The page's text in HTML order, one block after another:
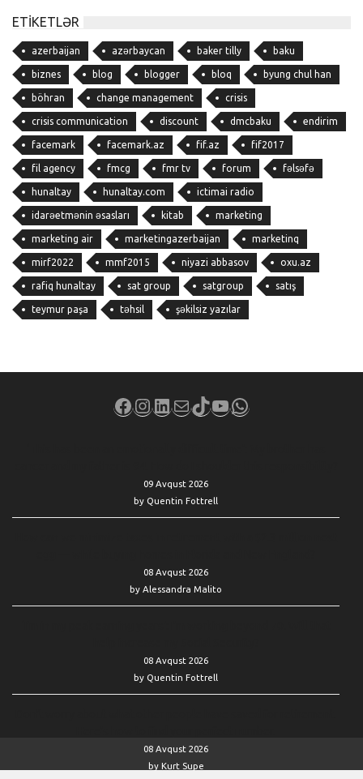
ETIKETLƏR
azerbaijan azərbaycan baker tilly baku
biznes blog blogger bloq byung chul han
böhran change management crisis
crisis communication discount dmcbaku endirim
facemark facemark.az fif.az fif2017
fil agency fmcg fmr tv forum fəlsəfə
hunaltay hunaltay.com ictimai radio
idarəetmənin əsasları kitab marketing
marketing air marketingazerbaijan marketinq
mirf2022 mmf2015 niyazi abbasov oxu.az
rafiq hunaltay sat group satgroup satış
teymur paşa təhsil şəkilsiz yazılar
Facebook
Instagram
LinkedIn
MailTikTok
YouTube
WhatsApp
09 Avqust 2026
by Quentin Fottrell
08 Avqust 2026
by Alessandra Malito
08 Avqust 2026
by Quentin Fottrell
08 Avqust 2026
by Kurt Supe